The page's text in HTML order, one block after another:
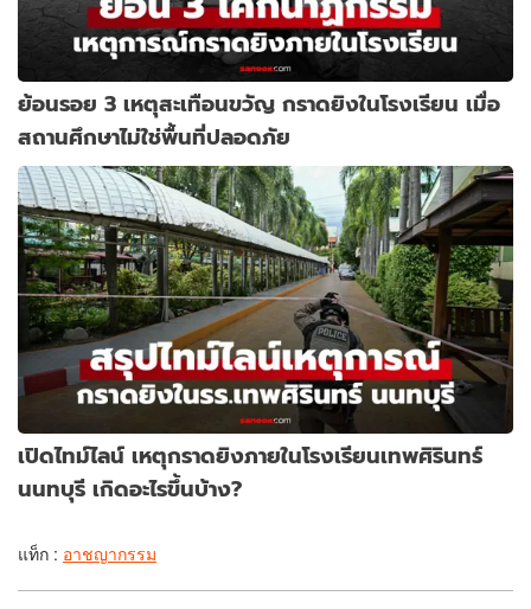
ย้อนรอย 3 เหตุสะเทือนขวัญ กราดยิงในโรงเรียน เมื่อ
สถานศึกษาไม่ใช่พื้นที่ปลอดภัย
เปิดไทม์ไลน์ เหตุกราดยิงภายในโรงเรียนเทพศิรินทร์
นนทบุรี เกิดอะไรขึ้นบ้าง?
แท็ก : อาชญากรรม